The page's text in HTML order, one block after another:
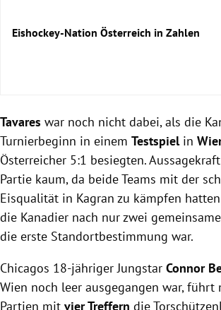
Eishockey-Nation Österreich in Zahlen
Männliche Spieler
NHL-Spieler
Nachwuchsspieler
Spielerinnen
Referees
Eishallen
Freiluft-Spielfelder
Einwohnerzahl
Weltrangliste
Tavares war noch nicht dabei, als die
Turnierbeginn in einem Testspielin
Österreicher 5:1 besiegten.
Partie kaum, da beide Teams mit der
Eisqualität in Kagran zu kämpfen
die Kanadier nach nur zwei
die erste Standortbestimmung war.
Chicagos 18-jähriger Jungstar Connor
Wien noch leer ausgegangen war, führt
Partien mit vier Treffern die